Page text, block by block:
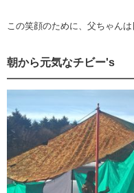
この笑顔のために、父ちゃんは
朝から元気なチビー's